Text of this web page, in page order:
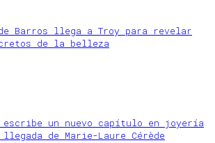
Barros llega a Troy para revelar
de la belleza
escribe un nuevo capítulo en joyería
de Marie-Laure Cérède